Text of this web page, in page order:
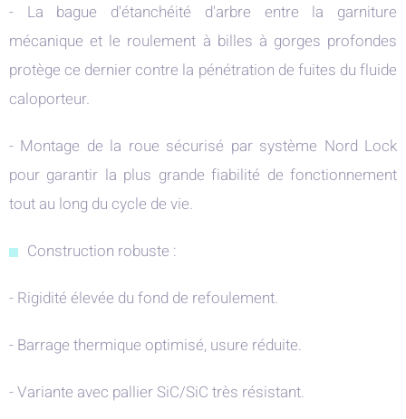
- La bague d'étanchéité d'arbre entre la garniture
mécanique et le roulement à billes à gorges profondes
protège ce dernier contre la pénétration de fuites du fluide
caloporteur.
- Montage de la roue sécurisé par système Nord Lock
pour garantir la plus grande fiabilité de fonctionnement
tout au long du cycle de vie.
Construction robuste :
- Rigidité élevée du fond de refoulement.
- Barrage thermique optimisé, usure réduite.
- Variante avec pallier SiC/SiC très résistant.